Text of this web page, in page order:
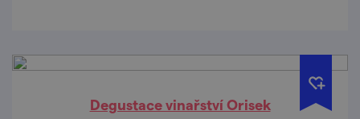
Degustace vinařství Orisek